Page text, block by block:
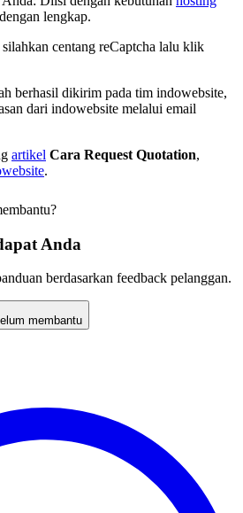
lengkap.
silahkan centang reCaptcha lalu klik
berhasil dikirim pada tim indowebsite,
dari indowebsite melalui email
artikel Cara Request Quotation,
.
Anda
berdasarkan feedback pelanggan.
membantu